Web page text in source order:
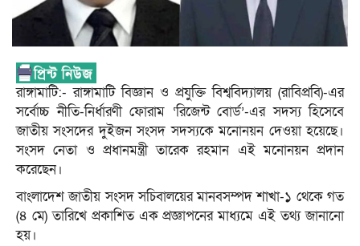
রাঙ্গামাটি:- রাঙ্গামাটি বিজ্ঞান ও প্রযুক্তি বিশ্ববিদ্যালয় (রাবিপ্রবি)-এর
সর্বোচ্চ নীতি-নির্ধারণী ফোরাম ‘রিজেন্ট বোর্ড’-এর সদস্য হিসেবে
জাতীয় সংসদের দুইজন সংসদ সদস্যকে মনোনয়ন দেওয়া হয়েছে।
সংসদ নেতা ও প্রধানমন্ত্রী তারেক রহমান এই মনোনয়ন প্রদান
করেছেন।
বাংলাদেশ জাতীয় সংসদ সচিবালয়ের মানবসম্পদ শাখা-১ থেকে গত
(৪ মে) তারিখে প্রকাশিত এক প্রজ্ঞাপনের মাধ্যমে এই তথ্য জানানো
হয়।